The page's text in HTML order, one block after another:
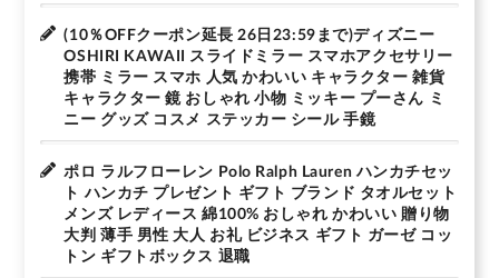
(10％OFFクーポン延長 26日23:59まで)ディズニー
OSHIRI KAWAII スライドミラー スマホアクセサリー
携帯 ミラー スマホ 人気 かわいい キャラクター 雑貨
キャラクター 鏡 おしゃれ 小物 ミッキー プーさん ミ
ニー グッズ コスメ ステッカー シール 手鏡
ポロ ラルフローレン Polo Ralph Lauren ハンカチセッ
ト ハンカチ プレゼント ギフト ブランド タオルセット
メンズ レディース 綿100% おしゃれ かわいい 贈り物
大判 薄手 男性 大人 お礼 ビジネス ギフト ガーゼ コッ
トン ギフトボックス 退職